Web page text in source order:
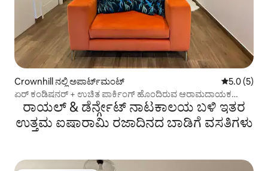
Crownhill ನಲ್ಲಿ ಅಪಾರ್ಟ್‌ಮಂಟ್ 5 ರಲ್ಲಿ 5.0
5.0 (5)
ಏರ್ ಕಂಡಿಷನರ್ + ಉಚಿತ ಪಾರ್ಕಿಂಗ್ ಹೊಂದಿರುವ ಆರಾಮದಾಯಕ
ಪ್ರತ್ಯೇಕ ಅನುಬಂಧ
ರಾಯಲ್ & ಡೆರ್ನ್ಗೇಟ್ ನಾಟಕಾಲಯ ಬಳಿ ಇತರ
ಉತ್ತಮ ಐಷಾರಾಮಿ ರಜಾದಿನದ ಬಾಡಿಗೆ ವಸತಿಗಳು